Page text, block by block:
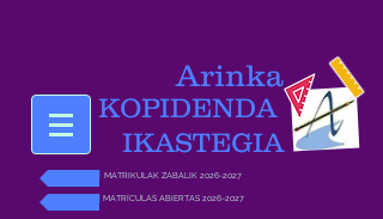
KOPIDENDA
IKASTEGIA
Arinka
MATRIKULAK ZABALIK 2026-2027
MATRÍCULAS ABIERTAS 2026-2027